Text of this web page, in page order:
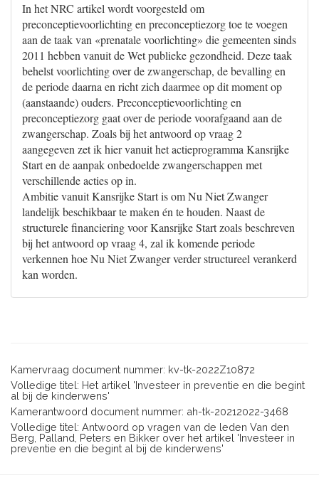
In het NRC artikel wordt voorgesteld om
preconceptievoorlichting en preconceptiezorg toe te voegen
aan de taak van «prenatale voorlichting» die gemeenten sinds
2011 hebben vanuit de Wet publieke gezondheid. Deze taak
behelst voorlichting over de zwangerschap, de bevalling en
de periode daarna en richt zich daarmee op dit moment op
(aanstaande) ouders. Preconceptievoorlichting en
preconceptiezorg gaat over de periode voorafgaand aan de
zwangerschap. Zoals bij het antwoord op vraag 2
aangegeven zet ik hier vanuit het actieprogramma Kansrijke
Start en de aanpak onbedoelde zwangerschappen met
verschillende acties op in.
Ambitie vanuit Kansrijke Start is om Nu Niet Zwanger
landelijk beschikbaar te maken én te houden. Naast de
structurele financiering voor Kansrijke Start zoals beschreven
bij het antwoord op vraag 4, zal ik komende periode
verkennen hoe Nu Niet Zwanger verder structureel verankerd
kan worden.
Kamervraag document nummer: kv-tk-2022Z10872
Volledige titel: Het artikel 'Investeer in preventie en die begint
al bij de kinderwens'
Kamerantwoord document nummer: ah-tk-20212022-3468
Volledige titel: Antwoord op vragen van de leden Van den
Berg, Palland, Peters en Bikker over het artikel 'Investeer in
preventie en die begint al bij de kinderwens'